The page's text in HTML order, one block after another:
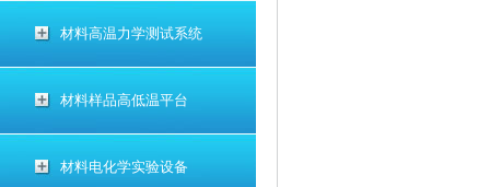
材料高温力学测试系统
材料样品高低温平台
材料电化学实验设备